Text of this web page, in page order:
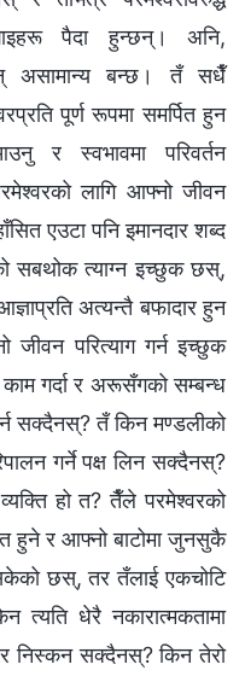
पैदा हुन्छन्। अनि,
असामान्य बन्छ। तँ सधैँ
पूर्ण रूपमा समर्पित हुन
र स्वभावमा परिवर्तन
लागि आफ्नो जीवन
एउटा पनि इमानदार शब्‍द
सबथोक त्याग्‍न इच्छुक छस्,
अत्यन्तै बफादार हुन
परित्याग गर्न इच्छुक
गर्दा र अरूसँगको सम्बन्ध
सक्दैनस्? तँ किन मण्डलीको
गर्ने पक्ष लिन सक्दैनस्?
हो त? तैँले परमेश्‍वरको
हुने र आफ्नो बाटोमा जुनसुकै
छस्, तर तँलाई एकचोटि
त्यति धेरै नकारात्मकतामा
निस्कन सक्दैनस्? किन तेरो